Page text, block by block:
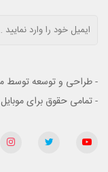
- طراحی و توسعه توسط
- تمامی حقوق برای